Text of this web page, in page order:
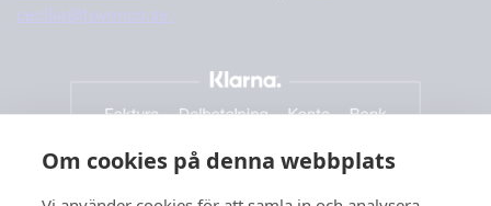
Om cookies på denna webbplats
cecilia@tovenco.se.